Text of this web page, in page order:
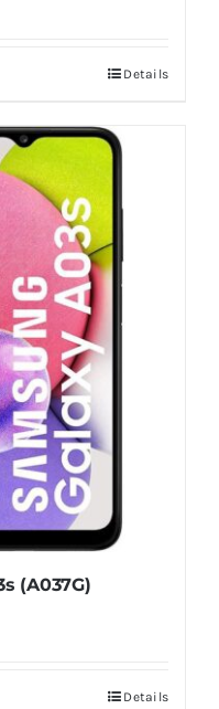
Details
(A037G)
Details